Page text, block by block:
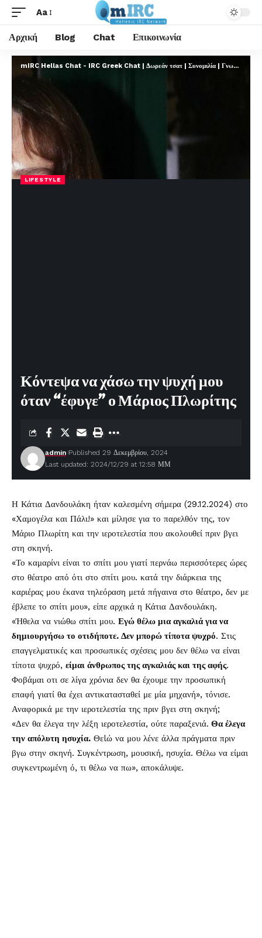
Aa
Αρχική Blog Chat Επικοινωνία
mIRC Hellas Chat - IRC Greek Chat | Δωρεάν τσατ | Συνομιλία | Γνωριμίες | FREE
LIFESTYLE
Κόντεψα να χάσω την ψυχή μου
όταν “έφυγε” ο Μάριος Πλωρίτης
Last updated: 2024/12/29 at 12:58 ΜΜ
admin Published 29 Δεκεμβρίου, 2024
Η Κάτια Δανδουλάκη ήταν καλεσμένη σήμερα (29.12.2024) στο
«Χαμογέλα και Πάλι!» και μίλησε για το παρελθόν της, τον
Μάριο Πλωρίτη και την ιεροτελεστία που ακολουθεί πριν βγει
στη σκηνή.
«Το καμαρίνι είναι το σπίτι μου γιατί περνάω περισσότερες ώρες
στο θέατρο από ότι στο σπίτι μου. κατά την διάρκεια της
καριέρας μου έκανα τηλεόραση μετά πήγαινα στο θέατρο, δεν με
έβλεπε το σπίτι μου», είπε αρχικά η Κάτια Δανδουλάκη.
«Ήθελα να νιώθω σπίτι μου. Εγώ θέλω μια αγκαλιά για να
δημιουργήσω το οτιδήποτε. Δεν μπορώ τίποτα ψυχρό. Στις
επαγγελματικές και προσωπικές σχέσεις μου δεν θέλω να είναι
τίποτα ψυχρό, είμαι άνθρωπος της αγκαλιάς και της αφής.
Φοβάμαι οτι σε λίγα χρόνια δεν θα έχουμε την προσωπική
επαφή γιατί θα έχει αντικατασταθεί με μία μηχανή», τόνισε.
Αναφορικά με την ιεροτελεστία της πριν βγει στη σκηνή;
«Δεν θα έλεγα την λέξη ιεροτελεστία, ούτε παραξενιά. Θα έλεγα
την απόλυτη ησυχία. Θεlώ να μου λένε άλλα πράγματα πριν
βγω στην σκηνή. Συγκέντρωση, μουσική, ησυχία. Θέλω να είμαι
συγκεντρωμένη ό, τι θέλω να πω», αποκάλυψε.